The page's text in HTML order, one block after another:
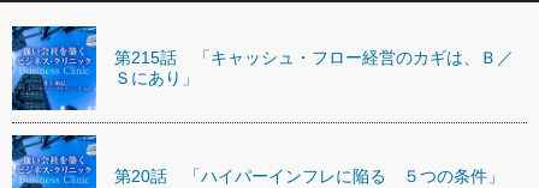
第215話 「キャッシュ・フロー経営のカギは、Ｂ／
Ｓにあり」
第20話 「ハイパーインフレに陥る ５つの条件」